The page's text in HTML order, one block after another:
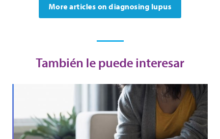
More articles on diagnosing lupus
También le puede interesar